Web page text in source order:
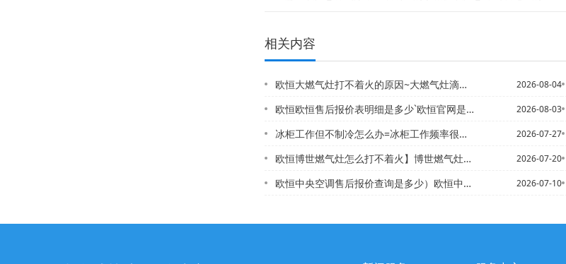
相关内容
欧恒大燃气灶打不着火的原因~大燃气灶滴滴响打不着火 2026-08-04
欧恒欧恒售后报价表明细是多少`欧恒官网是多少 2026-08-03
冰柜工作但不制冷怎么办=冰柜工作频率很高怎么办 2026-07-27
欧恒博世燃气灶怎么打不着火】博世燃气灶总是打不着火 2026-07-20
欧恒中央空调售后报价查询是多少）欧恒中央空调售后报价查询是多少钱新发布 2026-07-10